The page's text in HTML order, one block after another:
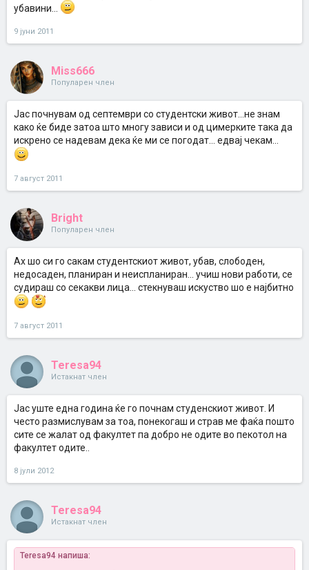
убавини...
9 јуни 2011
Miss666
Популарен член
Јас почнувам од септември со студентски живот...не знам
како ќе биде затоа што многу зависи и од цимерките така да
искрено се надевам дека ќе ми се погодат... едвај чекам...
7 август 2011
Bright
Популарен член
Ах шо си го сакам студентскиот живот, убав, слободен,
недосаден, планиран и неиспланиран... учиш нови работи, се
судираш со секакви лица... стекнуваш искуство шо е најбитно
7 август 2011
Teresa94
Истакнат член
Јас уште една година ќе го почнам студенскиот живот. И
често размислувам за тоа, понекогаш и страв ме фаќа пошто
сите се жалат од факултет па добро не одите во пекотол на
факултет одите..
8 јули 2012
Teresa94
Истакнат член
Teresa94 напиша: